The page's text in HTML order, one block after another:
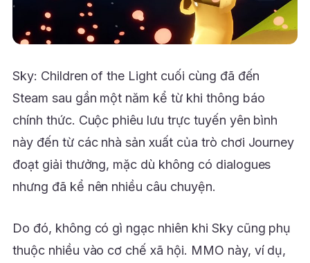
Sky: Children of the Light cuối cùng đã đến
Steam sau gần một năm kể từ khi thông báo
chính thức. Cuộc phiêu lưu trực tuyến yên bình
này đến từ các nhà sản xuất của trò chơi Journey
đoạt giải thưởng, mặc dù không có dialogues
nhưng đã kể nên nhiều câu chuyện.
Do đó, không có gì ngạc nhiên khi Sky cũng phụ
thuộc nhiều vào cơ chế xã hội. MMO này, ví dụ,